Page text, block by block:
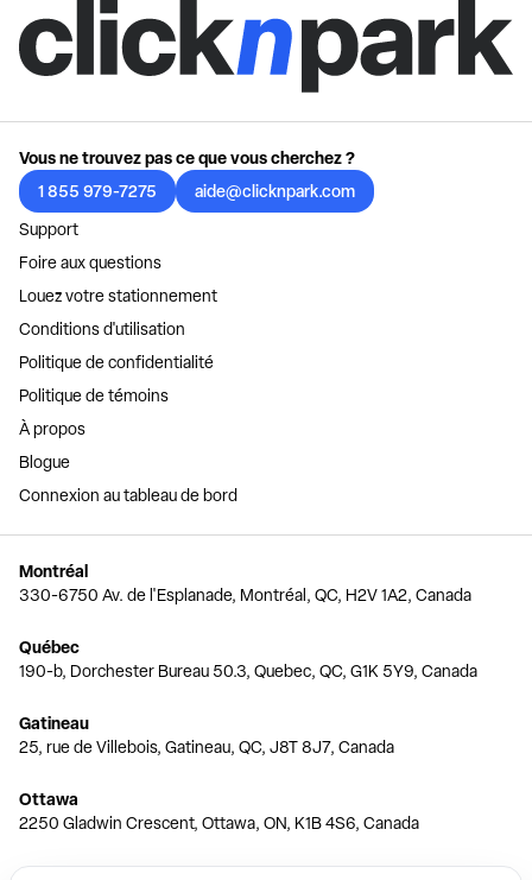
Vous ne trouvez pas ce que vous cherchez ?
1 855 979-7275
aide@clicknpark.com
Support
Foire aux questions
Louez votre stationnement
Conditions d'utilisation
Politique de confidentialité
Politique de témoins
À propos
Blogue
Connexion au tableau de bord
Montréal
330-6750 Av. de l'Esplanade, Montréal, QC, H2V 1A2, Canada
Québec
190-b, Dorchester Bureau 50.3, Quebec, QC, G1K 5Y9, Canada
Gatineau
25, rue de Villebois, Gatineau, QC, J8T 8J7, Canada
Ottawa
2250 Gladwin Crescent, Ottawa, ON, K1B 4S6, Canada
Toronto